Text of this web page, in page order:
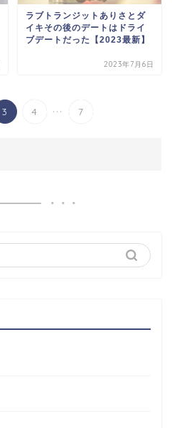
ラブトランジットありさとダ
イキその後のデートはドライ
ブデートだった【2023最新】
2023年7月6日
3 4 ... 7